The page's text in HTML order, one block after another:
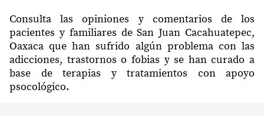
Consulta las opiniones y comentarios de los
pacientes y familiares de San Juan Cacahuatepec,
Oaxaca que han sufrido algún problema con las
adicciones, trastornos o fobias y se han curado a
base de terapias y tratamientos con apoyo
psocológico.